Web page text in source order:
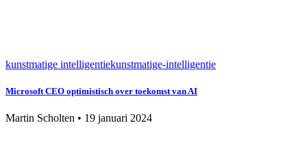
kunstmatige intelligentiekunstmatige-intelligentie
Microsoft CEO optimistisch over toekomst van AI
Martin Scholten • 19 januari 2024